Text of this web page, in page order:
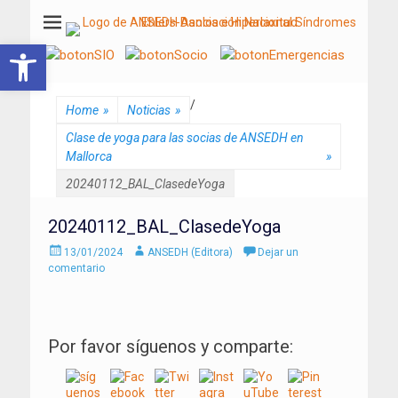
Abrir barra de herramientas
ANSEDH
Asociación Nacional del Síndrome de Ehlers-Danlos e Hiperlaxitud
Home » Noticias » /
Clase de yoga para las socias de ANSEDH en
Mallorca
»
20240112_BAL_ClasedeYoga
20240112_BAL_ClasedeYoga
Enviado
el
13/01/2024 AutorANSEDH (Editora)
Dejar un
comentario
Por favor síguenos y comparte: